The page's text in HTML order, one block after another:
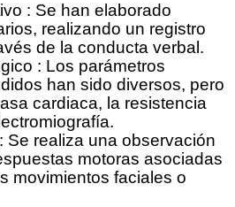
: Se han elaborado
realizando un registro
de la conducta verbal.
: Los parámetros
han sido diversos, pero
cardiaca, la resistencia
Se realiza una observación
motoras asociadas
movimientos faciales o